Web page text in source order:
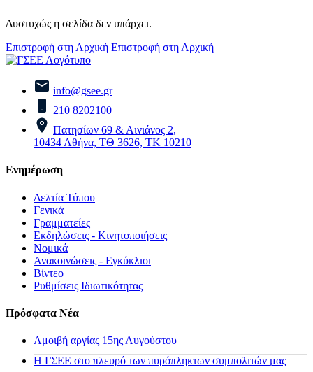
Δυστυχώς η σελίδα δεν υπάρχει.
Επιστροφή στη Αρχική Επιστροφή στη Αρχική
info@gsee.gr
210 8202100
Πατησίων 69 & Αινιάνος 2,
10434 Αθήνα, ΤΘ 3626, ΤΚ 10210
Ενημέρωση
Δελτία Τύπου
Γενικά
Γραμματείες
Εκδηλώσεις - Κινητοποιήσεις
Νομικά
Ανακοινώσεις - Εγκύκλιοι
Βίντεο
Ρυθμίσεις Ιδιωτικότητας
Πρόσφατα Νέα
Αμοιβή αργίας 15ης Αυγούστου
H ΓΣΕΕ στο πλευρό των πυρόπληκτων συμπολιτών μας